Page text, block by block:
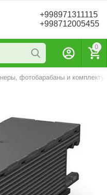
+998971311115
+998712005455
0
фотобарабаны и